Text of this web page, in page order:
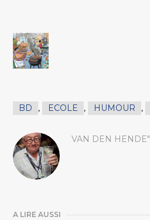
BD , ECOLE , HUMOUR ,
VAN DEN HENDE"
A LIRE AUSSI